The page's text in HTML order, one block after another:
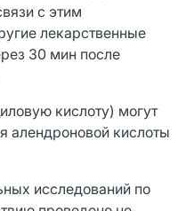
с этим
лекарственные
30 мин после
кислоту) могут
алендроновой кислоты
исследований по